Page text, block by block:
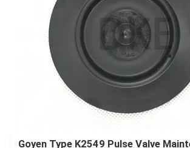
Goyen Type K2549 Pulse Valve